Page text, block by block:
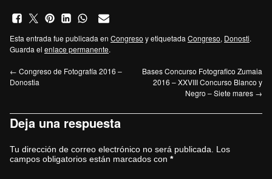
Esta entrada fue publicada en Congreso y etiquetada Congreso, Donosti.
Guarda el enlace permanente.
← Congreso de Fotografía 2016 –
Donostia
Bases Concurso Fotografico Zumaia
2016 – XXVIII Concurso Blanco y
Negro – Siete mares →
Deja una respuesta
Tu dirección de correo electrónico no será publicada.
Los
campos obligatorios están marcados con *